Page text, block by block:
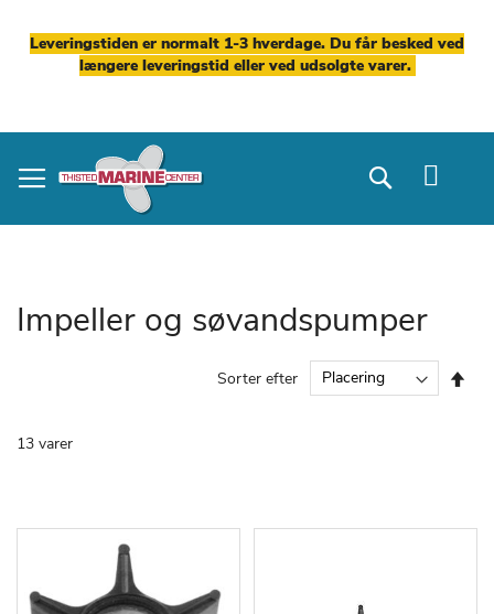
Leveringstiden er normalt 1-3 hverdage. Du får besked ved
længere leveringstid eller ved udsolgte varer.
to
Content
Search
Impeller og søvandspumper
13 varer
Sorter efter